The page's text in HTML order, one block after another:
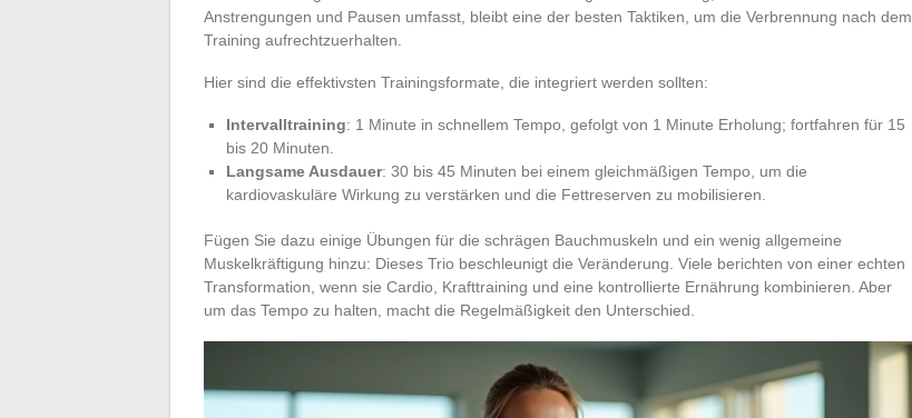
Anstrengungen und Pausen umfasst, bleibt eine der besten Taktiken, um die Verbrennung nach dem
Training aufrechtzuerhalten.
Hier sind die effektivsten Trainingsformate, die integriert werden sollten:
Intervalltraining: 1 Minute in schnellem Tempo, gefolgt von 1 Minute Erholung; fortfahren für 15
bis 20 Minuten.
Langsame Ausdauer: 30 bis 45 Minuten bei einem gleichmäßigen Tempo, um die
kardiovaskuläre Wirkung zu verstärken und die Fettreserven zu mobilisieren.
Fügen Sie dazu einige Übungen für die schrägen Bauchmuskeln und ein wenig allgemeine
Muskelkräftigung hinzu: Dieses Trio beschleunigt die Veränderung. Viele berichten von einer echten
Transformation, wenn sie Cardio, Krafttraining und eine kontrollierte Ernährung kombinieren. Aber
um das Tempo zu halten, macht die Regelmäßigkeit den Unterschied.